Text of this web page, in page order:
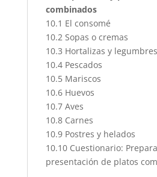
combinados
10.1 El consomé
10.2 Sopas o cremas
10.3 Hortalizas y legumbres
10.4 Pescados
10.5 Mariscos
10.6 Huevos
10.7 Aves
10.8 Carnes
10.9 Postres y helados
10.10 Cuestionario:
presentación de platos